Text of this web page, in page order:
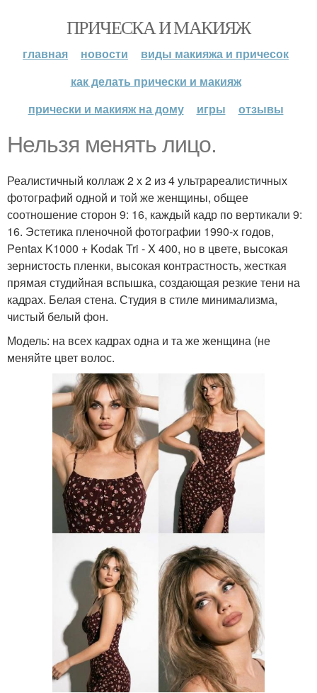
ПРИЧЕСКА И МАКИЯЖ
главная новости
виды макияжа и причесок
как делать прически и макияж
прически и макияж на дому
игры отзывы
Нельзя менять лицо.
Реалистичный коллаж 2 х 2 из 4 ультрареалистичных
фотографий одной и той же женщины, общее
соотношение сторон 9: 16, каждый кадр по вертикали 9:
16. Эстетика пленочной фотографии 1990-х годов,
Pentax K1000 + Kodak Tri - X 400, но в цвете, высокая
зернистость пленки, высокая контрастность, жесткая
прямая студийная вспышка, создающая резкие тени на
кадрах. Белая стена. Студия в стиле минимализма,
чистый белый фон.
Модель: на всех кадрах одна и та же женщина (не
меняйте цвет волос.